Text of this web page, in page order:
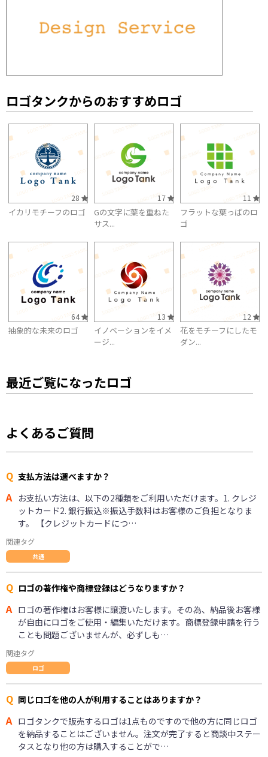
ロゴタンクからのおすすめロゴ
28
イカリモチーフのロゴ
17
Gの文字に葉を重ねた
サス...
11
フラットな葉っぱのロ
ゴ
64
抽象的な未来のロゴ
13
イノベーションをイメ
ージ...
12
花をモチーフにしたモ
ダン...
最近ご覧になったロゴ
よくあるご質問
Q 支払方法は選べますか？
A お支払い方法は、以下の2種類をご利用いただけます。1. クレジ
ットカード2. 銀行振込※振込手数料はお客様のご負担となりま
す。 【クレジットカードにつ…
関連タグ
共通
Q ロゴの著作権や商標登録はどうなりますか？
A ロゴの著作権はお客様に譲渡いたします。その為、納品後お客様
が自由にロゴをご使用・編集いただけます。商標登録申請を行う
ことも問題ございませんが、必ずしも…
関連タグ
ロゴ
Q 同じロゴを他の人が利用することはありますか？
A ロゴタンクで販売するロゴは1点ものですので他の方に同じロゴ
を納品することはございません。注文が完了すると商談中ステー
タスとなり他の方は購入することがで…